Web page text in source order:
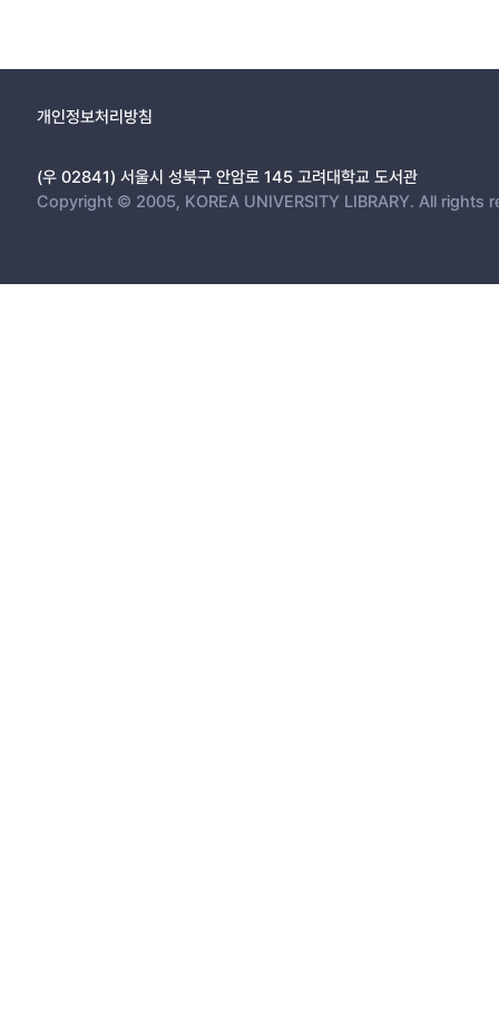
개인정보처리방침
(우 02841) 서울시 성북구 안암로 145 고려대학교 도서관
Copyright © 2005, KOREA UNIVERSITY LIBRARY. All rights